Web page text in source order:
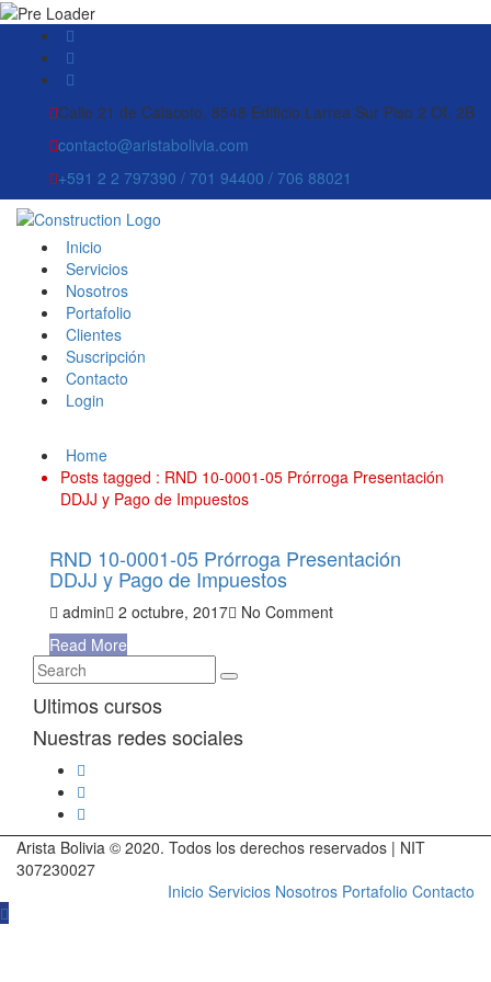
Calle 21 de Calacoto, 8548 Edificio Larrea Sur Piso 2 Of. 2B
contacto@aristabolivia.com
+591 2 2 797390 / 701 94400 / 706 88021
Inicio
Servicios
Nosotros
Portafolio
Clientes
Suscripción
Contacto
Login
Home
Posts tagged : RND 10-0001-05 Prórroga Presentación
DDJJ y Pago de Impuestos
RND 10-0001-05 Prórroga Presentación
DDJJ y Pago de Impuestos
admin 2 octubre, 2017
No Comment
Read More
Ultimos cursos
Nuestras redes sociales
Arista Bolivia © 2020. Todos los derechos reservados | NIT
307230027
Inicio Servicios Nosotros Portafolio Contacto